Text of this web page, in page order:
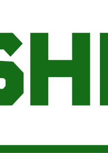
rauchen?
Man muss lediglich den